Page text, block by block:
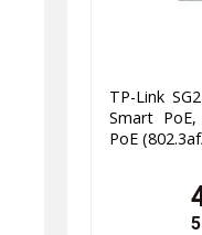
TP-Link
Smart
PoE